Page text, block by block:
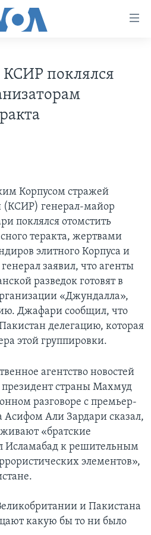
поклялся
Корпусом стражей
(КСИР) генерал-майор
поклялся отомстить
теракта, жертвами
элитного Корпуса и
заявил, что агенты
разведок готовят в
«Джундалла»,
Джафари сообщил, что
делегацию, которая
этой группировки.
агентство новостей
страны Махмуд
разговоре с премьер-
Али Зардари сказал,
«братские
Исламабад к решительным
элементов»,
и Пакистана
какую бы то ни было